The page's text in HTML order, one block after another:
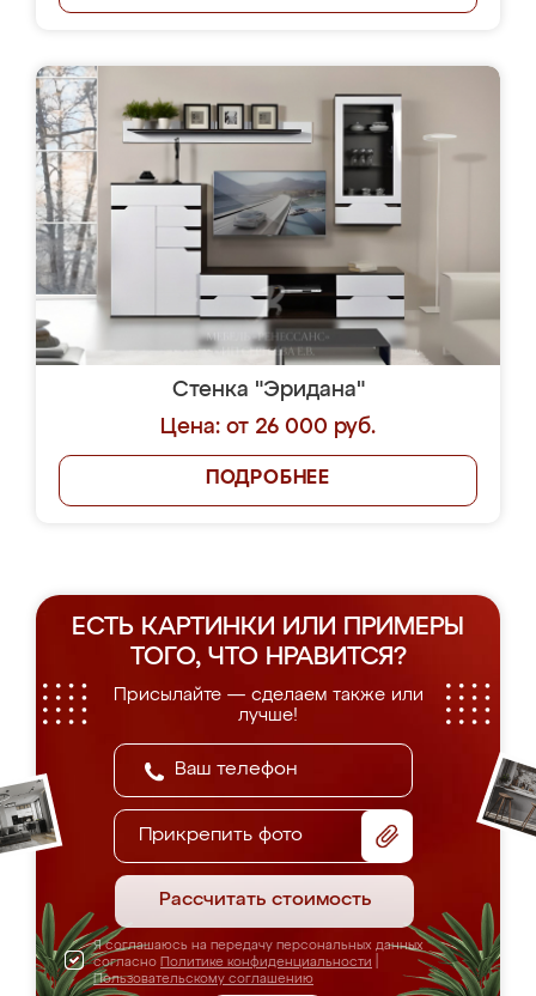
Стенка "Эридана"
Цена: от 26 000 руб.
ПОДРОБНЕЕ
ЕСТЬ КАРТИНКИ ИЛИ ПРИМЕРЫ
ТОГО, ЧТО НРАВИТСЯ?
Присылайте — сделаем также или
лучше!
Прикрепить фото
Рассчитать стоимость
Я соглашаюсь на передачу персональных данных
согласно Политике конфиденциальности
Пользовательскому соглашению